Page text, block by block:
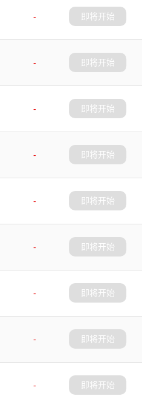
-
即将开始
-
即将开始
-
即将开始
-
即将开始
-
即将开始
-
即将开始
-
即将开始
-
即将开始
-
即将开始